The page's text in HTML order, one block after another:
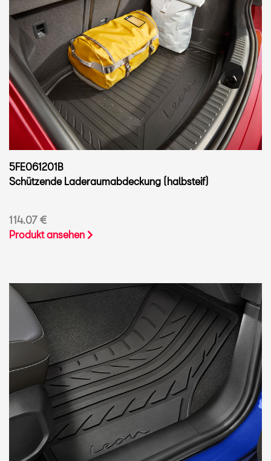
5FE061201B
Schützende Laderaumabdeckung (halbsteif)
114.07 €
Produkt ansehen